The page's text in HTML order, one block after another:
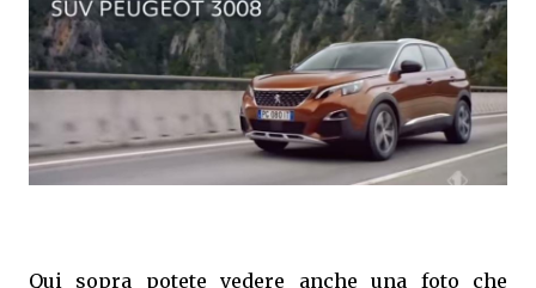
Qui sopra potete vedere anche una foto che